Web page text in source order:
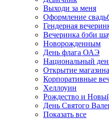
Выходи за меня
Оформление
Гендерная
Вечеринка бэби
Новорожденным
День флага ОАЭ
Национальный
Открытие магазина
Корпоративные
Хеллоуин
Рождество и
День Святого
Показать все